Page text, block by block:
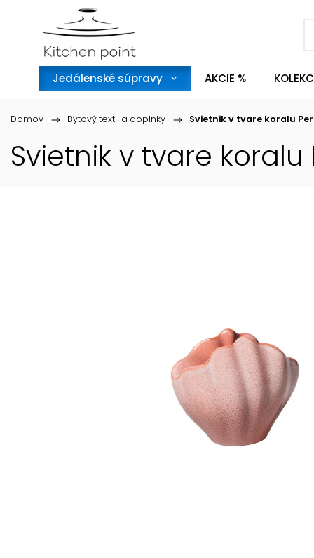
Jedálenské súpravy AKCIE %
Domov / Bytový textil a doplnky / Svietnik v tvare koralu
Svietnik v tvare